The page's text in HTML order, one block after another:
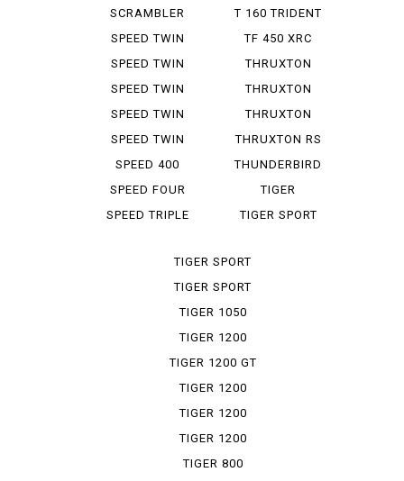
400 X
SCRAMBLER
ICONED
SPEED TWIN
SPEED TWIN
1200
SPEED TWIN
1200 RS
SPEED TWIN
900
SPEED TWIN
RS
SPEED 400
SPEED FOUR
SPEED TRIPLE
BONNEVILLE
T 160 TRIDENT
TF 450 XRC
THRUXTON
THRUXTON
1200
THRUXTON
1200 R
THRUXTON RS
THUNDERBIRD
TIGER
EXPLORER XR
TIGER SPORT
TIGER SPORT
660
TIGER SPORT
800
TIGER 1050
TIGER 1200
TIGER 1200 GT
PRO
TIGER 1200
RALLY
TIGER 1200
RALLY ...
TIGER 1200
XRT
TIGER 800